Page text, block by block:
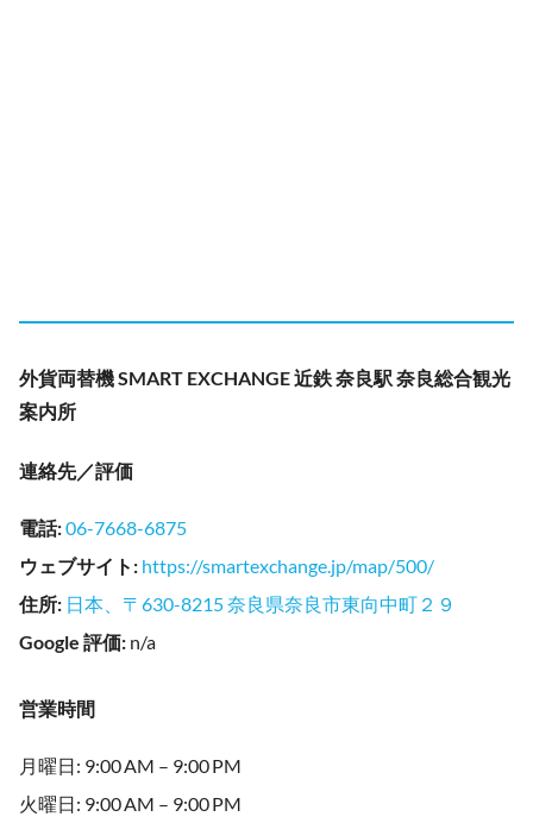
外貨両替機 SMART EXCHANGE 近鉄 奈良駅 奈良総合観光
案内所
連絡先／評価
電話:06-7668-6875
ウェブサイト : https://smartexchange.jp/map/500/
住所: 日本、〒630-8215 奈良県奈良市東向中町２９
Google 評価: n/a
営業時間
月曜日: 9:00 AM – 9:00 PM
火曜日: 9:00 AM – 9:00 PM